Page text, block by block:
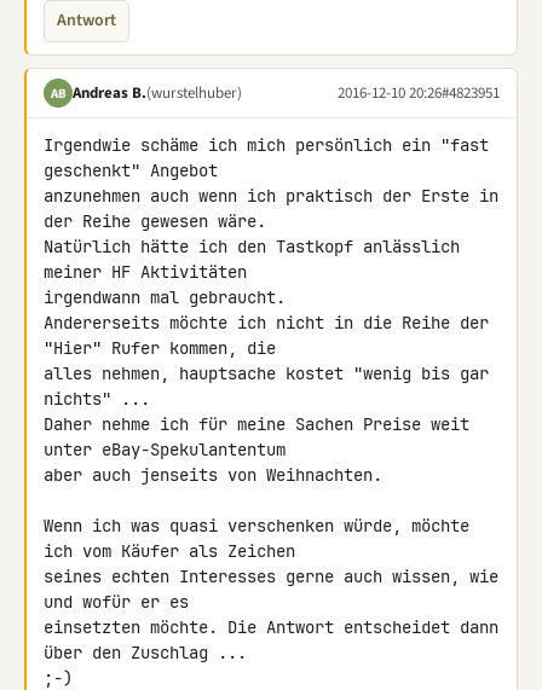
Antwort
AB Andreas B.(wurstelhuber) 2016-12-10 20:26#4823951
Irgendwie schäme ich mich persönlich ein "fast
geschenkt" Angebot
anzunehmen auch wenn ich praktisch der Erste in
der Reihe gewesen wäre.
Natürlich hätte ich den Tastkopf anlässlich
meiner HF Aktivitäten
irgendwann mal gebraucht.
Andererseits möchte ich nicht in die Reihe der
"Hier" Rufer kommen, die
alles nehmen, hauptsache kostet "wenig bis gar
nichts" ...
Daher nehme ich für meine Sachen Preise weit
unter eBay-Spekulantentum
aber auch jenseits von Weihnachten.
Wenn ich was quasi verschenken würde, möchte
ich vom Käufer als Zeichen
seines echten Interesses gerne auch wissen, wie
und wofür er es
einsetzten möchte. Die Antwort entscheidet dann
über den Zuschlag ...
;-)